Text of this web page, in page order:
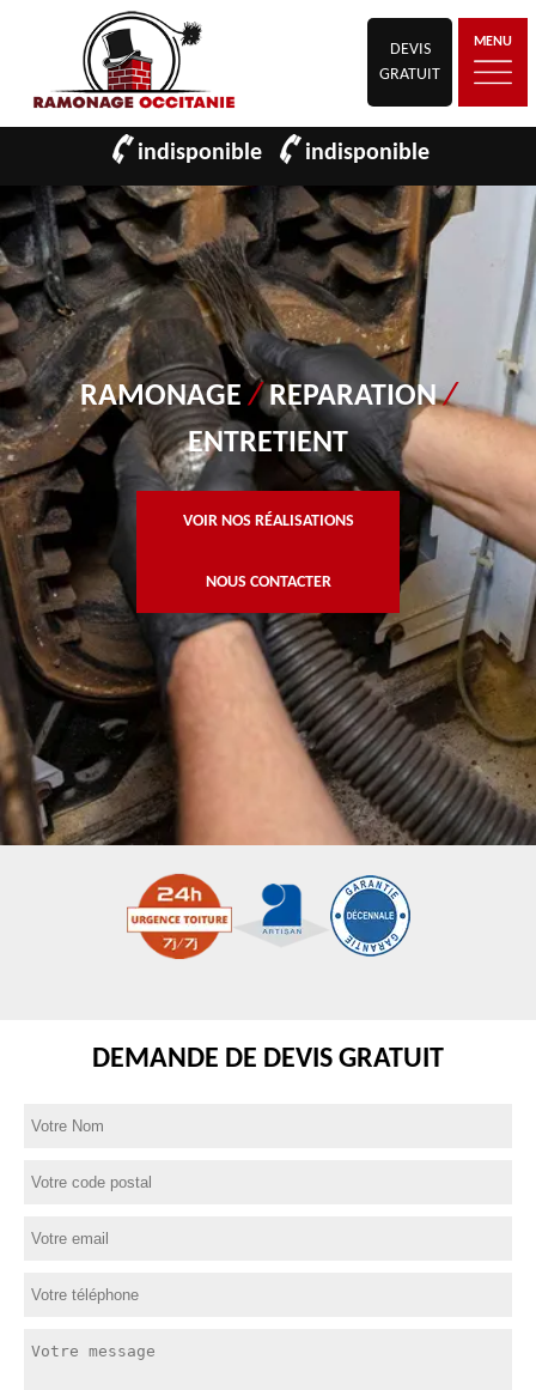
DEVIS
GRATUIT
MENU
indisponible indisponible
RAMONAGE/REPARATION/
ENTRETIENT
VOIR NOS RÉALISATIONS
NOUS CONTACTER
DEMANDE DE DEVIS GRATUIT